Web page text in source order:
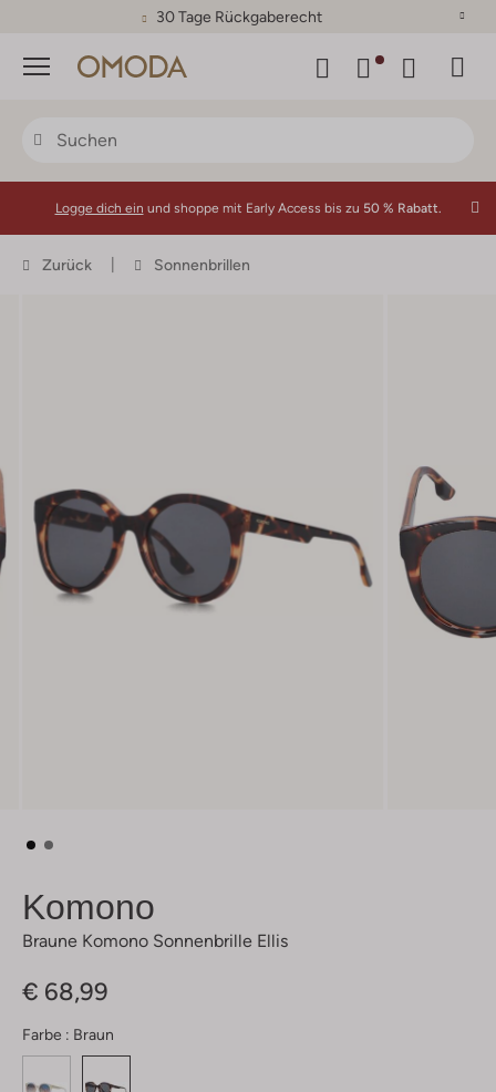
30 Tage Rückgaberecht
Menü
Logge dich ein und shoppe mit Early Access bis zu 50 % Rabatt.
Zurück Sonnenbrillen
Komono
Braune Komono Sonnenbrille Ellis
€ 68,99
Farbe : Braun